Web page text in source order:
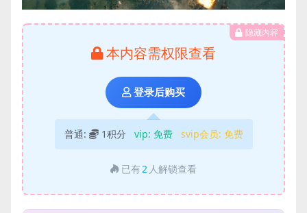
隐藏内容
本内容需权限查看
登录后购买
普通: 1积分 vip: 免费 svip会员: 免费
已有2 人解锁查看